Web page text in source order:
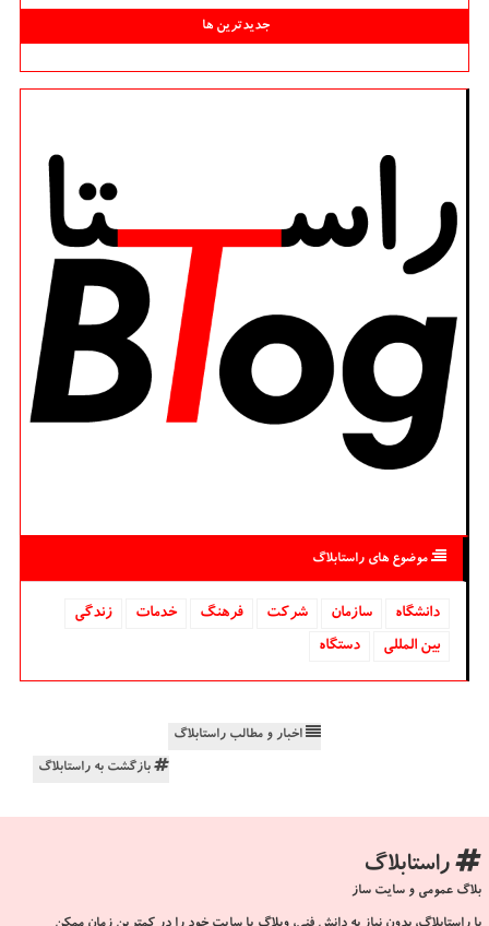
جدیدترین ها
موضوع های راستابلاگ
دانشگاه‌ سازمان شركت فرهنگ خدمات
زندگی
بین المللی
دستگاه
اخبار و مطالب راستابلاگ
بازگشت به راستابلاگ
راستابلاگ
بلاگ عمومی و سایت ساز